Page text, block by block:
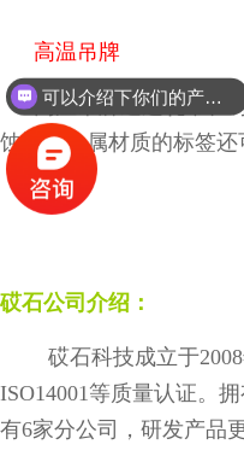
高温吊牌
高温吊牌通过轧带、
蚀性；金属材质的标签
砹石公司介绍：
砹石科技成立于2008
ISO14001等质量认证。
有6家分公司，研发产品